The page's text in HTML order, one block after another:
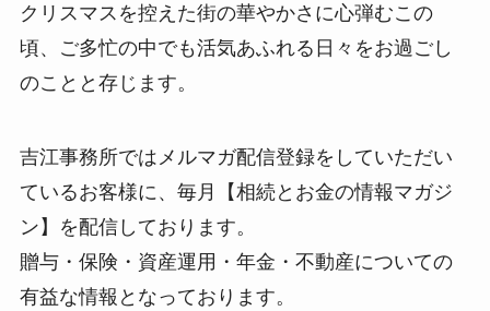
クリスマスを控えた街の華やかさに心弾むこの
頃、ご多忙の中でも活気あふれる日々をお過ごし
のことと存じます。
吉江事務所ではメルマガ配信登録をしていただい
ているお客様に、毎月【相続とお金の情報マガジ
ン】を配信しております。
贈与・保険・資産運用・年金・不動産についての
有益な情報となっております。